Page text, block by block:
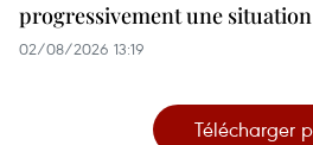
progressivement une
02/08/2026 13:19
Télécharger